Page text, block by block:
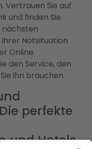
Vertrauen Sie auf
und finden Sie
nächsten
Notsituation
Online
den Service, den
ihn brauchen.
perfekte
und Hotels